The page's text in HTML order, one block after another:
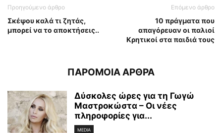
Προηγούμενο άρθρο
Σκέψου καλά τι ζητάς,
μπορεί να το αποκτήσεις..
Επόμενο άρθρο
10 πράγματα που
απαγόρευαν οι παλιοί
Κρητικοί στα παιδιά τους
ΠΑΡΟΜΟΙΑ ΑΡΘΡΑ
Δύσκολες ώρες για τη Γωγώ
Μαστροκώστα – Οι νέες
πληροφορίες για...
MEDIA